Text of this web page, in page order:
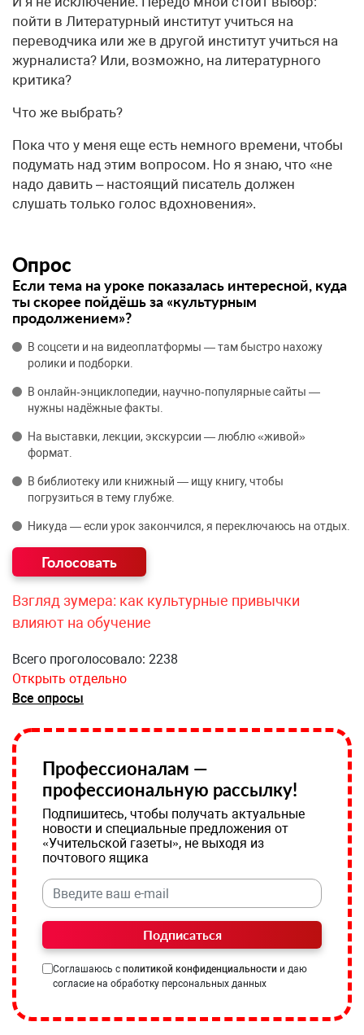
пойти в Литературный институт учиться на
переводчика или же в другой институт учиться на
журналиста? Или, возможно, на литературного
критика?
Что же выбрать?
Пока что у меня еще есть немного времени, чтобы
подумать над этим вопросом. Но я знаю, что «не
надо давить – настоящий писатель должен
слушать только голос вдохновения».
Опрос
Если тема на уроке показалась интересной, куда
ты скорее пойдёшь за «культурным
продолжением»?
В соцсети и на видеоплатформы — там быстро нахожу
ролики и подборки.
В онлайн‑энциклопедии, научно‑популярные сайты —
нужны надёжные факты.
На выставки, лекции, экскурсии — люблю «живой»
формат.
В библиотеку или книжный — ищу книгу, чтобы
погрузиться в тему глубже.
Никуда — если урок закончился, я переключаюсь на отдых.
Взгляд зумера: как культурные привычки
влияют на обучение
Всего проголосовало: 2238
Открыть отдельно
Все опросы
Профессионалам —
профессиональную рассылку!
Подпишитесь, чтобы получать актуальные
новости и специальные предложения от
«Учительской газеты», не выходя из
почтового ящика
Подписаться
Соглашаюсь с политикой конфиденциальности и даю
согласие на обработку персональных данных